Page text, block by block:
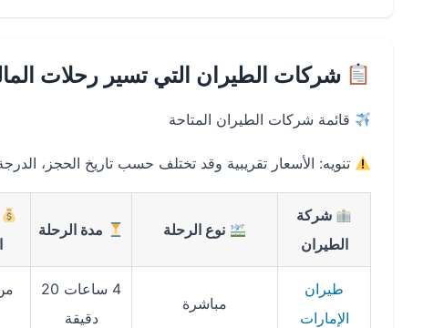
شركات الطيران التي تسير رحلات
قائمة شركات الطيران المتاحة
تنويه: الأسعار تقريبية وقد تختلف حسب تاريخ الحجز،
شركة
الطيران
نوع الرحلة مدة الرحلة
طيران
الإمارات
مباشرة
4 ساعات 20
دقيقة